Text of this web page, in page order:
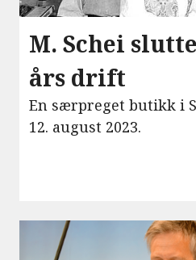
M. Schei
års drift
En særpreget butikk i
12. august 2023.